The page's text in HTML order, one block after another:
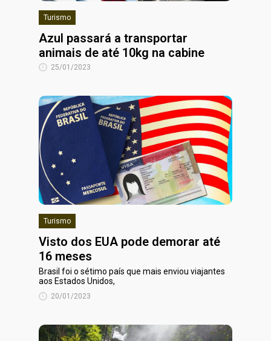
Turismo
Azul passará a transportar
animais de até 10kg na cabine
25/01/2023
Turismo
Visto dos EUA pode demorar até
16 meses
Brasil foi o sétimo país que mais enviou viajantes
aos Estados Unidos,
20/01/2023